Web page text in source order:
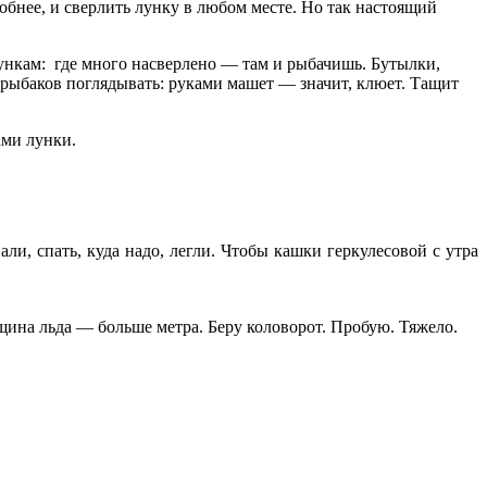
и сверлить лунку в любом месте. Но так настоящий
где много насверлено — там и рыбачишь. Бутылки,
поглядывать: руками машет — значит, клюет. Тащит
лунки.
спать, куда надо, легли. Чтобы кашки геркулесовой с утра
льда — больше метра. Беру коловорот. Пробую. Тяжело.